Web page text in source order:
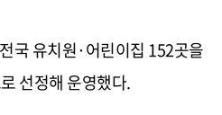
국 유치원·어린이집 152곳을
선정해 운영했다.